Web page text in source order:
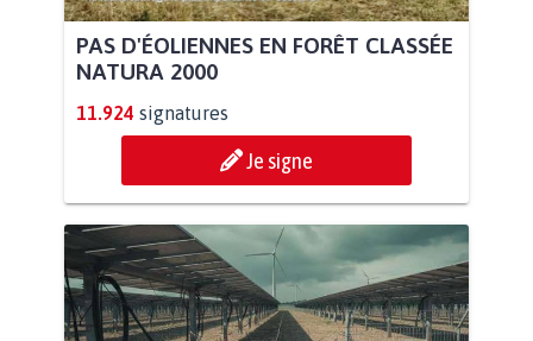
PAS D'ÉOLIENNES EN FORÊT CLASSÉE
NATURA 2000
11.924 signatures
Je signe